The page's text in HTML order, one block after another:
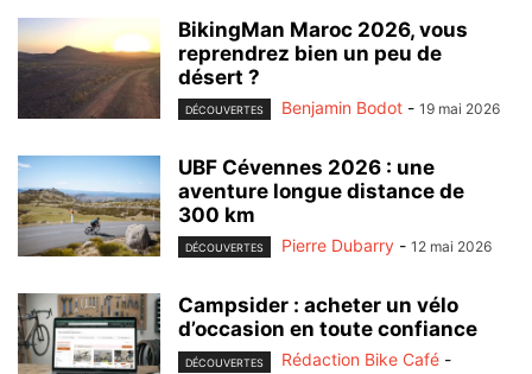
BikingMan Maroc 2026, vous
reprendrez bien un peu de
désert ?
DÉCOUVERTES Benjamin Bodot - 19 mai 2026
UBF Cévennes 2026 : une
aventure longue distance de
300 km
DÉCOUVERTES Pierre Dubarry - 12 mai 2026
Campsider : acheter un vélo
d’occasion en toute confiance
DÉCOUVERTES Rédaction Bike Café -